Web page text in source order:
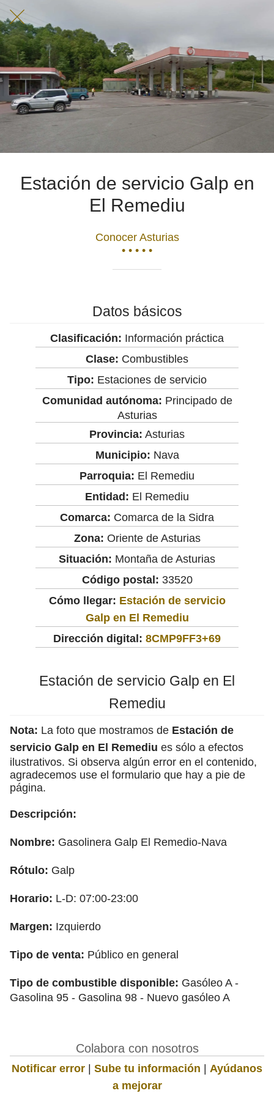
Estación de servicio Galp en
El Remediu
Conocer Asturias
• • • • •
Datos básicos
Clasificación: Información práctica
Clase: Combustibles
Tipo: Estaciones de servicio
Comunidad autónoma: Principado de
Asturias
Provincia: Asturias
Municipio: Nava
Parroquia: El Remediu
Entidad: El Remediu
Comarca: Comarca de la Sidra
Zona: Oriente de Asturias
Situación: Montaña de Asturias
Código postal: 33520
Cómo llegar: Estación de servicio
Galp en El Remediu
Dirección digital: 8CMP9FF3+69
Estación de servicio Galp en El
Remediu
Nota: La foto que mostramos de Estación de
servicio Galp en El Remediu es sólo a efectos
ilustrativos. Si observa algún error en el contenido,
agradecemos use el formulario que hay a pie de
página.
Descripción:
Nombre: Gasolinera Galp El Remedio-Nava
Rótulo: Galp
Horario: L-D: 07:00-23:00
Margen: Izquierdo
Tipo de venta: Público en general
Tipo de combustible disponible: Gasóleo A -
Gasolina 95 - Gasolina 98 - Nuevo gasóleo A
Colabora con nosotros
Notificar error | Sube tu información | Ayúdanos
a mejorar